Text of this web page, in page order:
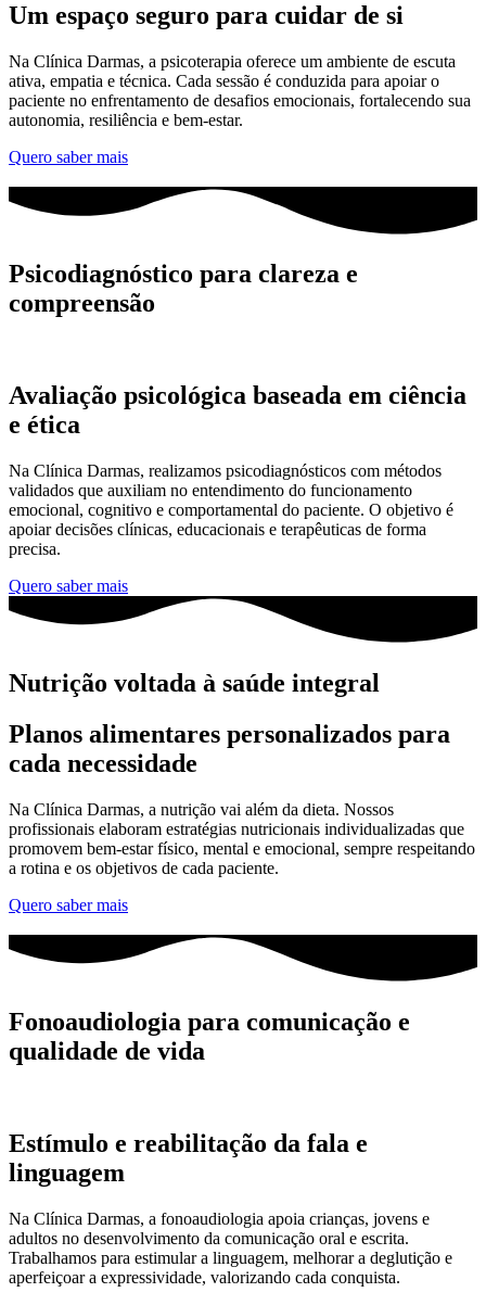
Um espaço seguro para cuidar de si
Na Clínica Darmas, a psicoterapia oferece um ambiente de escuta
ativa, empatia e técnica. Cada sessão é conduzida para apoiar o
paciente no enfrentamento de desafios emocionais, fortalecendo sua
autonomia, resiliência e bem-estar.
Quero saber mais
Psicodiagnóstico para clareza e
compreensão
Avaliação psicológica baseada em ciência
e ética
Na Clínica Darmas, realizamos psicodiagnósticos com métodos
validados que auxiliam no entendimento do funcionamento
emocional, cognitivo e comportamental do paciente. O objetivo é
apoiar decisões clínicas, educacionais e terapêuticas de forma
precisa.
Quero saber mais
Nutrição voltada à saúde integral
Planos alimentares personalizados para
cada necessidade
Na Clínica Darmas, a nutrição vai além da dieta. Nossos
profissionais elaboram estratégias nutricionais individualizadas que
promovem bem-estar físico, mental e emocional, sempre respeitando
a rotina e os objetivos de cada paciente.
Quero saber mais
Fonoaudiologia para comunicação e
qualidade de vida
Estímulo e reabilitação da fala e
linguagem
Na Clínica Darmas, a fonoaudiologia apoia crianças, jovens e
adultos no desenvolvimento da comunicação oral e escrita.
Trabalhamos para estimular a linguagem, melhorar a deglutição e
aperfeiçoar a expressividade, valorizando cada conquista.